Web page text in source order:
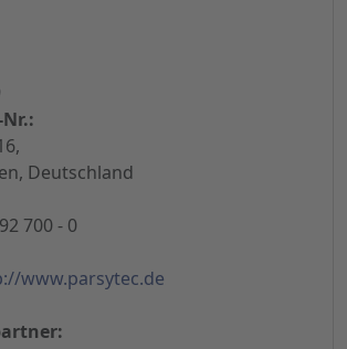
Deutschland
700 - 0
www.parsytec.de